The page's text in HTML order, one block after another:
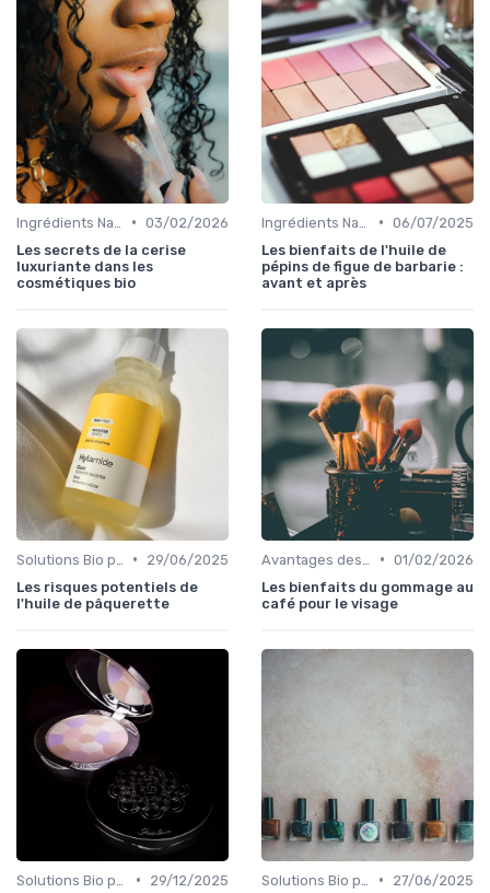
• 03/02/2026
Les secrets de la cerise
luxuriante dans les
cosmétiques bio
• 06/07/2025
Les bienfaits de l'huile de
pépins de figue de barbarie :
avant et après
•
29/06/2025
Les risques potentiels de
l'huile de pâquerette
• 01/02/2026
Les bienfaits du gommage au
café pour le visage
•
29/12/2025
•
27/06/2025